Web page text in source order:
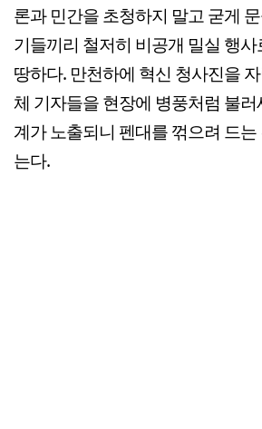
론과 민간을 초청하지 말고 굳게
기들끼리 철저히 비공개 밀실 행
땅하다. 만천하에 혁신 청사진을
체 기자들을 현장에 병풍처럼 불
계가 노출되니 펜대를 꺾으려 드
는다.